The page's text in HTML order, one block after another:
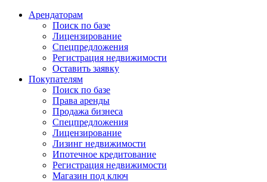
Арендаторам
Поиск по базе
Лицензирование
Спецпредложения
Регистрация недвижимости
Оставить заявку
Покупателям
Поиск по базе
Права аренды
Продажа бизнеса
Спецпредложения
Лицензирование
Лизинг недвижимости
Ипотечное кредитование
Регистрация недвижимости
Магазин под ключ